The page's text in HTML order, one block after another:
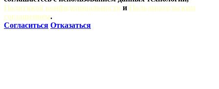
Политикой конфиденциальности и Пользовательским
соглашением.
Согласиться Отказаться